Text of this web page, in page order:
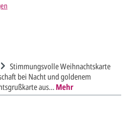
Stimmungsvolle Weihnachtskarte
bei Nacht und goldenem
aus…Mehr